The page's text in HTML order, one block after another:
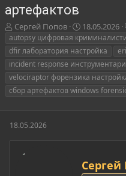
артефактов
А
в
т
р
т
е
ы
Сергей Попов
Д
а
т
н
а
ч
л
18.05.2026
autopsy цифровая
dfir лаборатория настройка
incident response
velociraptor форензика
сбор артефактов windows
18.05.2026
А
в
Сергей